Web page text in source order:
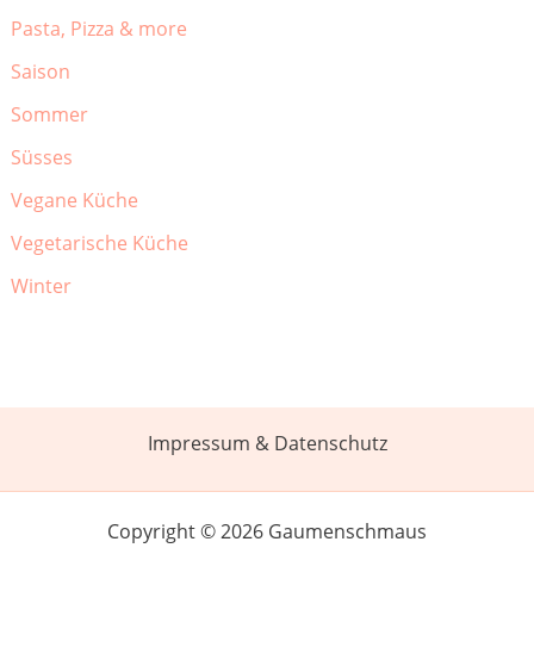
Pasta, Pizza & more
Saison
Sommer
Süsses
Vegane Küche
Vegetarische Küche
Winter
Impressum & Datenschutz
Copyright © 2026 Gaumenschmaus